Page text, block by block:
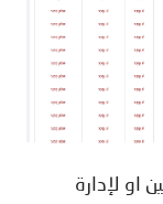
او لإدارة